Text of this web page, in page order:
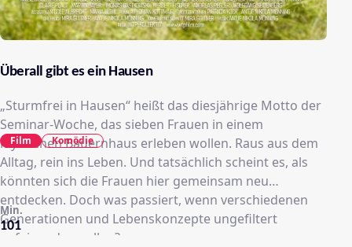
Überall gibt es ein Hausen
„Sturmfrei in Hausen“ heißt das diesjährige Motto der
Seminar-Woche, das sieben Frauen in einem
idyllischen Bauernhaus erleben wollen. Raus aus dem
Alltag, rein ins Leben. Und tatsächlich scheint es, als
könnten sich die Frauen hier gemeinsam neu
entdecken. Doch was passiert, wenn verschiedenen
Generationen und Lebenskonzepte ungefiltert
aufeinanderprallen?
101
Min.
Film Komödie